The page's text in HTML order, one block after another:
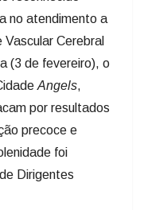
Cerebral
(3 de fevereiro), o
Angels,
por resultados
precoce e
foi
Dirigentes